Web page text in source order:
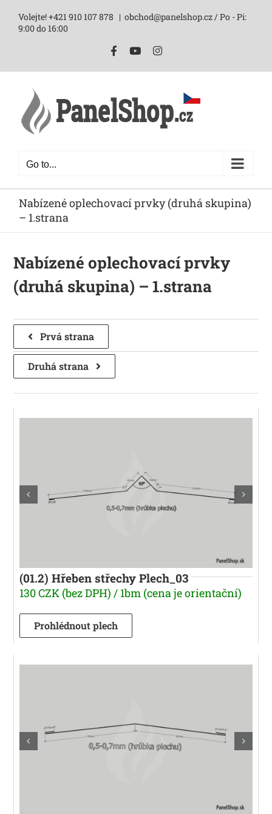
Volejte! +421 910 107 878 | obchod@panelshop.cz / Po - Pi:
9:00 do 16:00
Facebook
YouTubeInstagram
Go to...
Nabízené oplechovací prvky (druhá skupina)
– 1.strana
Nabízené oplechovací prvky
(druhá skupina) – 1.strana
Prvá strana
Druhá strana
(01.2) Hřeben střechy Plech_03
130 CZK (bez DPH) / 1bm (cena je orientační)
Prohlédnout plech